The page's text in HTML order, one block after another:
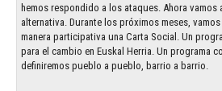
hemos respondido a los ataques. Ahora vamos
alternativa. Durante los próximos meses,
manera participativa una Carta Social. Un
para el cambio en Euskal Herria. Un programa
definiremos pueblo a pueblo, barrio a barrio.